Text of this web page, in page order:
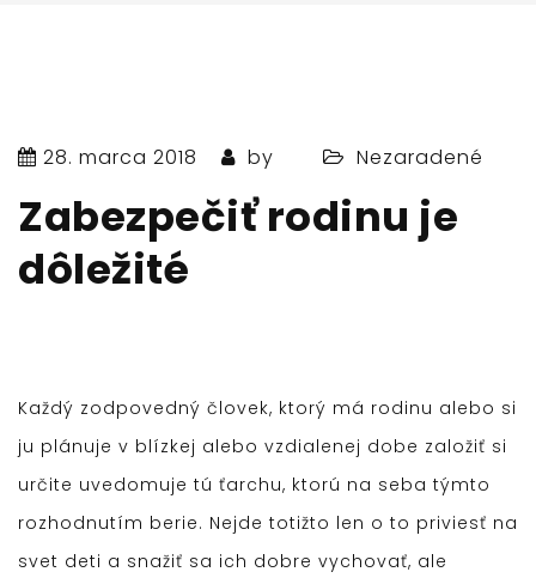
28. marca 2018 by Nezaradené
Zabezpečiť rodinu je
dôležité
Každý zodpovedný človek, ktorý má rodinu alebo si
ju plánuje v blízkej alebo vzdialenej dobe založiť si
určite uvedomuje tú ťarchu, ktorú na seba týmto
rozhodnutím berie. Nejde totižto len o to priviesť na
svet deti a snažiť sa ich dobre vychovať, ale